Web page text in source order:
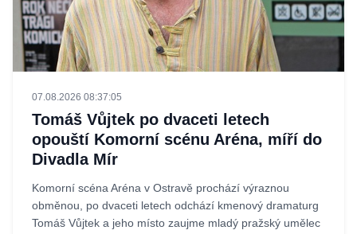
07.08.2026 08:37:05
Tomáš Vůjtek po dvaceti letech
opouští Komorní scénu Aréna, míří do
Divadla Mír
Komorní scéna Aréna v Ostravě prochází výraznou
obměnou, po dvaceti letech odchází kmenový dramaturg
Tomáš Vůjtek a jeho místo zaujme mladý pražský umělec